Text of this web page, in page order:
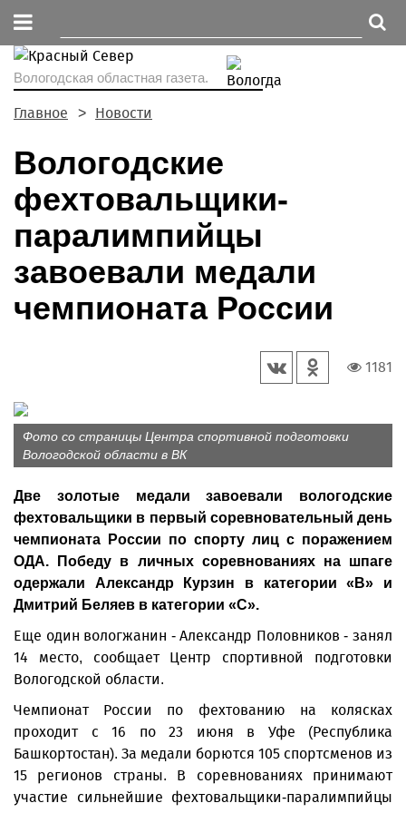
Вологодская областная газета.
Главное Новости
Вологодские
фехтовальщики-
паралимпийцы
завоевали медали
чемпионата России
1181
Фото со страницы Центра спортивной подготовки
Вологодской области в ВК
Две золотые медали завоевали вологодские
фехтовальщики в первый соревновательный день
чемпионата России по спорту лиц с поражением
ОДА. Победу в личных соревнованиях на шпаге
одержали Александр Курзин в категории «В» и
Дмитрий Беляев в категории «С».
Еще один вологжанин - Александр Половников - занял
14 место, сообщает Центр спортивной подготовки
Вологодской области.
Чемпионат России по фехтованию на колясках
проходит с 16 по 23 июня в Уфе (Республика
Башкортостан). За медали борются 105 спортсменов из
15 регионов страны. В соревнованиях принимают
участие сильнейшие фехтовальщики-паралимпийцы